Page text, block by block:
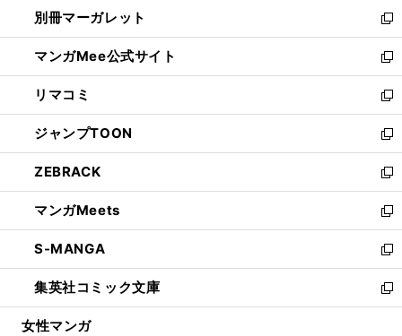
く
で
開
く
ィ
ン
ド
ウ
で
開
く
い
ウ
ィ
ン
ド
ウ
で
開
く
別冊マーガレット
新
し
い
ウ
ィ
ン
ド
ウ
で
開
く
マンガMee公式サイト
新
し
い
ウ
ィ
ン
ド
ウ
で
開
く
リマコミ
新
し
い
ウ
ィ
ン
ド
ウ
で
開
く
ジャンプTOON
新
し
い
ウ
ィ
ン
ド
ウ
で
開
ZEBRACK
新
し
い
ウ
ィ
ン
ド
ウ
マンガMeets
新
し
い
ウ
ィ
ン
S-MANGA
新
し
い
ウ
集英社コミック文庫
新
し
女性マンガ